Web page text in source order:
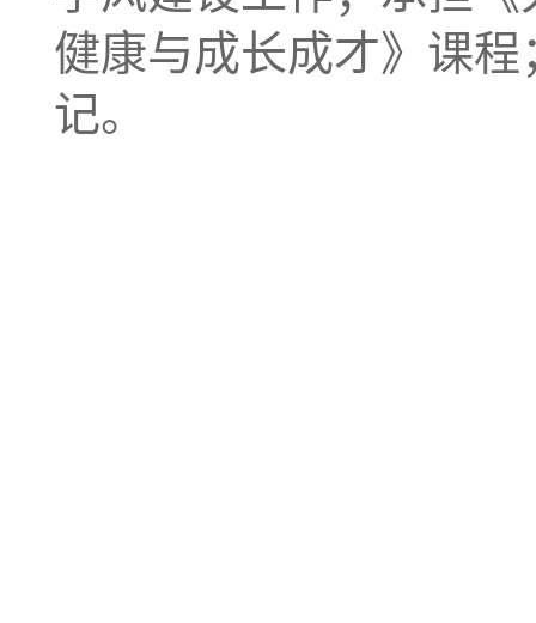
健康与成长成才》课
记。